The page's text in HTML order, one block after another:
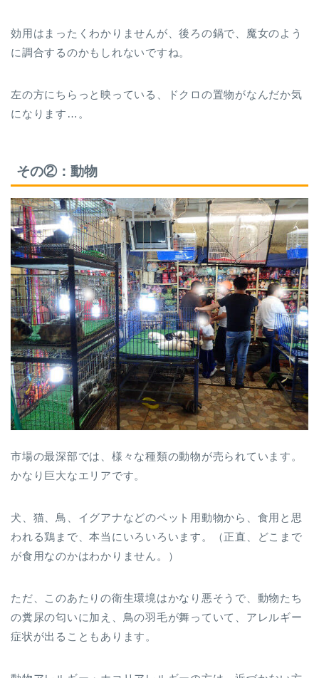
効用はまったくわかりませんが、後ろの鍋で、魔女のよう
に調合するのかもしれないですね。
左の方にちらっと映っている、ドクロの置物がなんだか気
になります…。
その②：動物
市場の最深部では、様々な種類の動物が売られています。
かなり巨大なエリアです。
犬、猫、鳥、イグアナなどのペット用動物から、食用と思
われる鶏まで、本当にいろいろいます。（正直、どこまで
が食用なのかはわかりません。）
ただ、このあたりの衛生環境はかなり悪そうで、動物たち
の糞尿の匂いに加え、鳥の羽毛が舞っていて、アレルギー
症状が出ることもあります。